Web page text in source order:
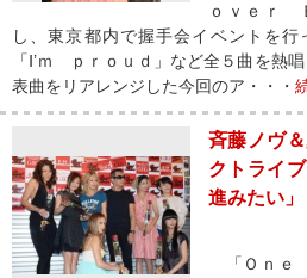
ｏｖｅｒ
し、東京都内で握手会イベントを
「Ⅰ’ｍ ｐｒｏｕｄ」など全５曲を熱
表曲をリアレンジした今回のア・・・
斉藤ノヴ
クトライ
進みたい」
「Ｏｎｅ